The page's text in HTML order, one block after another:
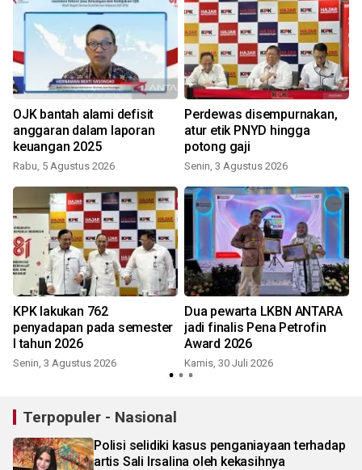
OJK bantah alami defisit
anggaran dalam laporan
keuangan 2025
Rabu, 5 Agustus 2026
Perdewas disempurnakan,
atur etik PNYD hingga
potong gaji
Senin, 3 Agustus 2026
KPK lakukan 762
penyadapan pada semester
I tahun 2026
Senin, 3 Agustus 2026
Dua pewarta LKBN ANTARA
jadi finalis Pena Petrofin
Award 2026
Kamis, 30 Juli 2026
Terpopuler - Nasional
Polisi selidiki kasus penganiayaan terhadap
artis Sali Irsalina oleh kekasihnya